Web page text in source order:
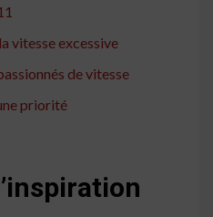
vitesse excessive
de vitesse
priorité